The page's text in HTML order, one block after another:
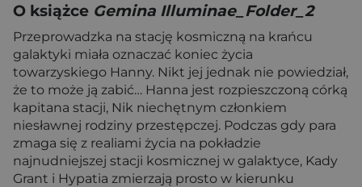
O książce Gemina Illuminae_Folder_2
Przeprowadzka na stację kosmiczną na krańcu
galaktyki miała oznaczać koniec życia
towarzyskiego Hanny. Nikt jej jednak nie powiedział,
że to może ją zabić… Hanna jest rozpieszczoną córką
kapitana stacji, Nik niechętnym członkiem
niesławnej rodziny przestępczej. Podczas gdy para
zmaga się z realiami życia na pokładzie
najnudniejszej stacji kosmicznej w galaktyce, Kady
Grant i Hypatia zmierzają prosto w kierunku